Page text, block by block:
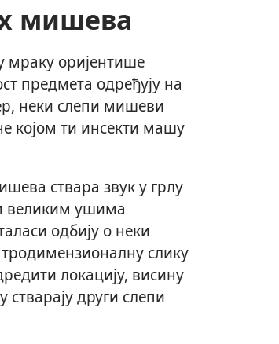
мишева
мраку оријентише
предмета одређују на
неки слепи мишеви
којом ти инсекти машу
ствара звук у грлу
великим ушима
одбију о неки
слику
локацију, висину
стварају други слепи